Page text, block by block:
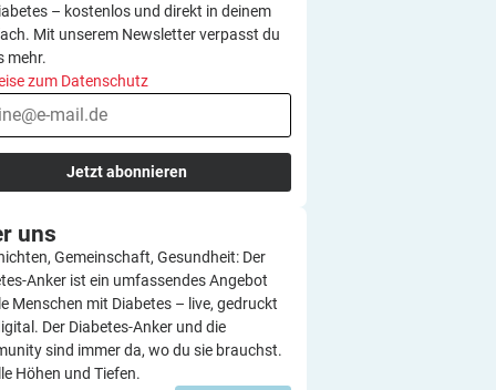
– kostenlos und direkt in deinem
Mit unserem Newsletter verpasst du
mehr.
zum Datenschutz
Jetzt abonnieren
uns
Gemeinschaft, Gesundheit: Der
Anker ist ein umfassendes Angebot
Menschen mit Diabetes – live, gedruckt
Der Diabetes-Anker und die
sind immer da, wo du sie brauchst.
Höhen und Tiefen.